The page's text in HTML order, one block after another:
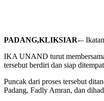
PADANG,KLIKSIAR-–
IKA UNAND turut
tersebut berdiri dan siap
Puncak dari proses tersebut
Padang, Fadly Amran, dan